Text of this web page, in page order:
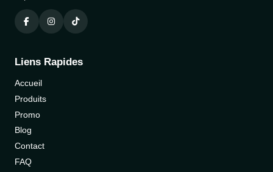
Liens Rapides
Accueil
Produits
Promo
Blog
Contact
FAQ